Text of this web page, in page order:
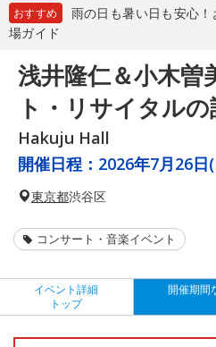
おすすめ
雨の日も暑い日も安心
場ガイド
浅井隆仁＆小木
ト・リサイタル
Hakuju Hall
開催日程： 2026年7月26日
東京都渋谷区
コンサート・音楽イベント
イベント詳細
トップ
開催期間